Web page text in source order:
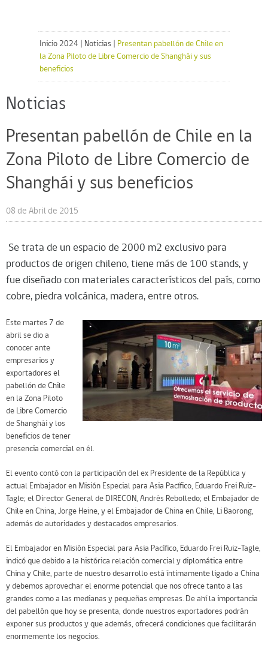
Inicio 2024 Noticias
Presentan pabellón de Chile en
la Zona Piloto de Libre Comercio de Shanghái y sus
beneficios
Noticias
Presentan pabellón de Chile en la
Zona Piloto de Libre Comercio de
Shanghái y sus beneficios
08 de Abril de 2015
 Se trata de un espacio de 2000 m2 exclusivo para
productos de origen chileno, tiene más de 100 stands, y
fue diseñado con materiales característicos del país, como
cobre, piedra volcánica, madera, entre otros.
Este martes 7 de
abril se dio a
conocer ante
empresarios y
exportadores el
pabellón de Chile
en la Zona Piloto
de Libre Comercio
de Shanghái y los
beneficios de tener
presencia comercial en él.
El evento contó con la participación del ex Presidente de la República y
actual Embajador en Misión Especial para Asia Pacífico, Eduardo Frei Ruiz-
Tagle; el Director General de DIRECON, Andrés Rebolledo; el Embajador de
Chile en China, Jorge Heine, y el Embajador de China en Chile, Li Baorong,
además de autoridades y destacados empresarios.
El Embajador en Misión Especial para Asia Pacífico, Eduardo Frei Ruiz-Tagle,
indicó que debido a la histórica relación comercial y diplomática entre
China y Chile, parte de nuestro desarrollo está íntimamente ligado a China
y debemos aprovechar el enorme potencial que nos ofrece tanto a las
grandes como a las medianas y pequeñas empresas. De ahí la importancia
del pabellón que hoy se presenta, donde nuestros exportadores podrán
exponer sus productos y que además, ofrecerá condiciones que facilitarán
enormemente los negocios.